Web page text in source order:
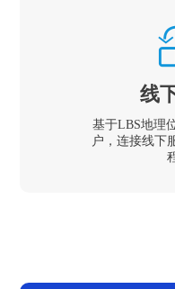
线
基于LBS地理
户，连接线下